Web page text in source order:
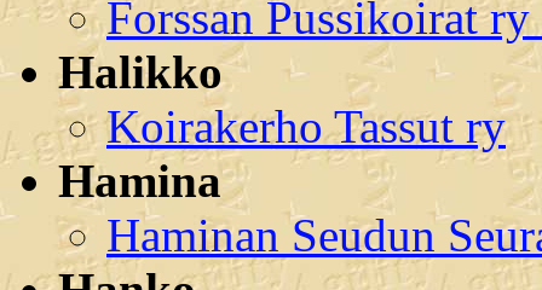
Forssan Pussikoirat
Halikko
Koirakerho Tassut ry
Hamina
Haminan Seudun